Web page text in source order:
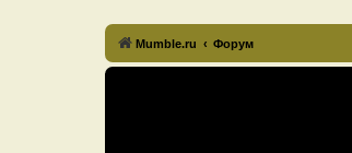
Mumble.ru Форум